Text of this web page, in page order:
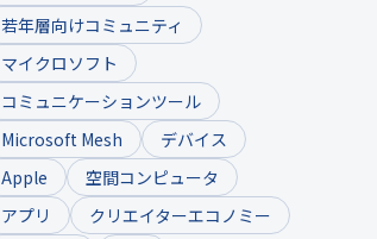
若年層向けコミュニティ
マイクロソフト
コミュニケーションツール
Microsoft Mesh
デバイス
Apple
空間コンピュータ
アプリ
クリエイターエコノミー